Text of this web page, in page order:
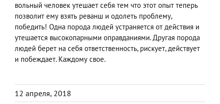
вольный человек утешает себя тем что этот опыт теперь
позволит ему взять реванш и одолеть проблему,
победить! Одна порода людей устраняется от действия и
утешается высокопарными оправданиями. Другая порода
людей берет на себя ответственность, рискует, действует
и побеждает. Каждому свое.
12 апреля, 2018